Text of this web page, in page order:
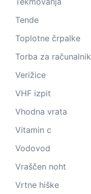
Tende
Toplotne črpalke
Torba za računalnik
Verižice
VHF izpit
Vhodna vrata
Vitamin c
Vodovod
Vraščen noht
Vrtne hiške